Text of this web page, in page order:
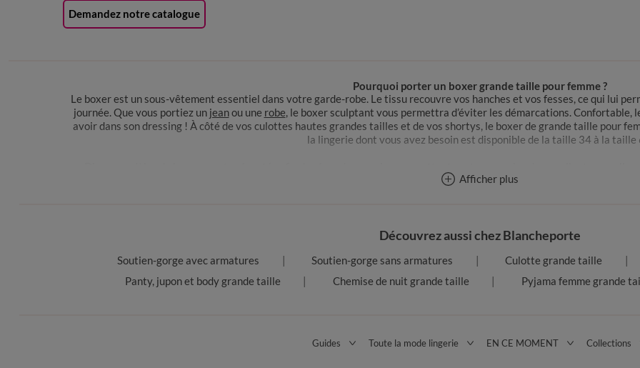
Demandez notre catalogue
Pourquoi porter un boxer grande taille pour femme ?
Le boxer est un sous-vêtement essentiel dans votre garde-robe. Le tissu recouvre vos hanches et vos fesses, ce qui lui
journée. Que vous portiez un jeanou une robe, le boxer sculptant vous permettra d’éviter les démarcations.
avoir dans son dressing ! À côté de vos culottes hautes grandes tailles et de vos shortys, le boxer de grande taille pour
la lingerie dont vous avez besoin est disponible de la taille 34 à la taille
design, matière et coupe, vous trouverez votre bonheur sur notre site, avec notre lingerie de qualité ! Parmi notre
Le boxer grande taille pour femme sublime vos courbes grâce à sa coupe. Ce sous-vêtement est réalisé en coton ou en
coton grande tailleet de boxer dentelle grande taille, dont la forme et le
Vous laissez tenter par un boxer de grande taille pour femmes, c’est faire le choix d’une pièce de lingerie très tendance.
Chez Blancheporte, vous trouverez des vêtements de qualité et pour tous les budgets, comme notreboxer femme
Afficher plus
Découvrez aussi chez Blancheporte
Soutien-gorge avec armatures Soutien-gorge sans armatures Culotte grande taille
Panty, jupon et body grande taille
Chemise de nuit grande taille Pyjama femme grande
Guides Toute la mode lingerie EN CE MOMENT Collections